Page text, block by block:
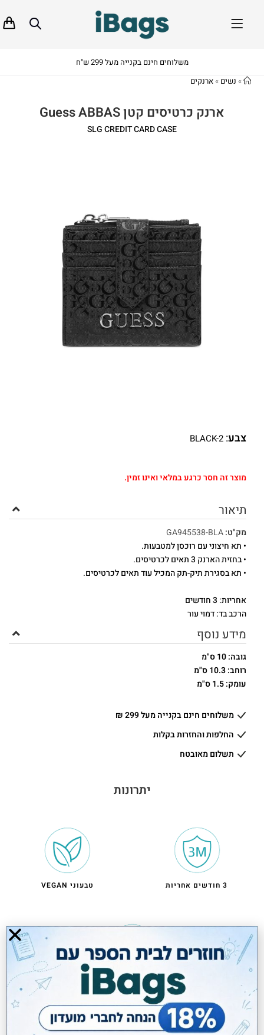
משלוחים חינם בקנייה מעל 299 ש"ח
» נשים »ארנקים
ארנק כרטיסים קטן Guess ABBAS
SLG CREDIT CARD CASE
צבע:
BLACK-2
מוצר זה חסר כרגע במלאי ואינו זמין.
תיאור
מק"ט:GA945538-BLA
• תא חיצוני עם רוכסן למטבעות.
• בחזית הארנק 3 תאים לכרטיסים.
• תא בסגירת תיק-תק המכיל עוד תאים לכרטיסים.
אחריות: 3 חודשים
הרכב בד: דמוי עור
מידע נוסף
גובה: 10 ס"מ
רוחב: 10.3 ס"מ
עומק: 1.5 ס"מ
משלוחים חינם בקנייה מעל 299 ₪
החלפות והחזרות בקלות
תשלום מאובטח
יתרונות
3 חודשים אחריות טבעוני VEGAN
משלוחים חינם בקניה מעל 299 ₪
מותג האופנה והלייפסטייל האמריקאי GUESS נוסד ב-1981 ונמכר